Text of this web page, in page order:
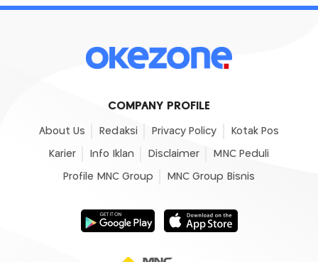
COMPANY PROFILE
About Us Redaksi Privacy Policy Kotak Pos
Karier Info Iklan Disclaimer MNC Peduli
Profile MNC Group MNC Group Bisnis